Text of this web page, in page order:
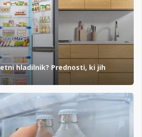
hladilnik? Prednosti, ki jih